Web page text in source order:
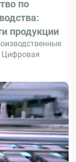
по
продукции
Цифровая